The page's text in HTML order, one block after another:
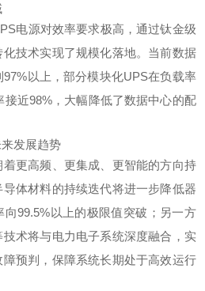
电源对效率要求极高，通过钛金级
技术实现了规模化落地。当前数据
以上，部分模块化UPS在负载率
接近98%，大幅降低了数据中心的配
发展趋势
更高频、更集成、更智能的方向持
体材料的持续迭代将进一步降低器
99.5%以上的极限值突破；另一方
术将与电力电子系统深度融合，实
预判，保障系统长期处于高效运行